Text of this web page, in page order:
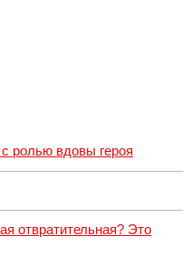
ролью вдовы героя
отвратительная? Это